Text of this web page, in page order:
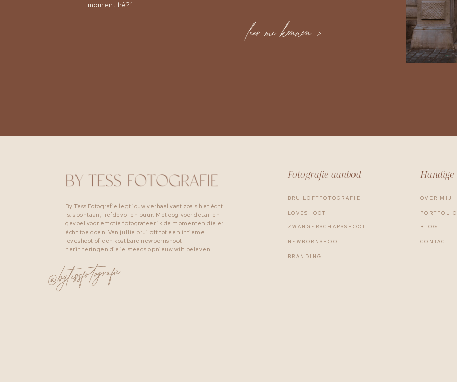
leer me kennen >
moment hè?’
CONTACT
OVER MIJ
ZWANGERSCHAPSSHOOT
LOVESHOOT
BRUILOFTFOTOGRAFIE
Fotografie aanbod
@bytessfotografie
By Tess Fotografie legt jouw verhaal vast zoals het écht
is: spontaan, liefdevol en puur. Met oog voor detail en
gevoel voor emotie fotografeer ik de momenten die er
écht toe doen. Van jullie bruiloft tot een intieme
loveshoot of een kostbare newbornshoot –
herinneringen die je steeds opnieuw wilt beleven.
NEWBORNSHOOT
BRANDING
BLOG